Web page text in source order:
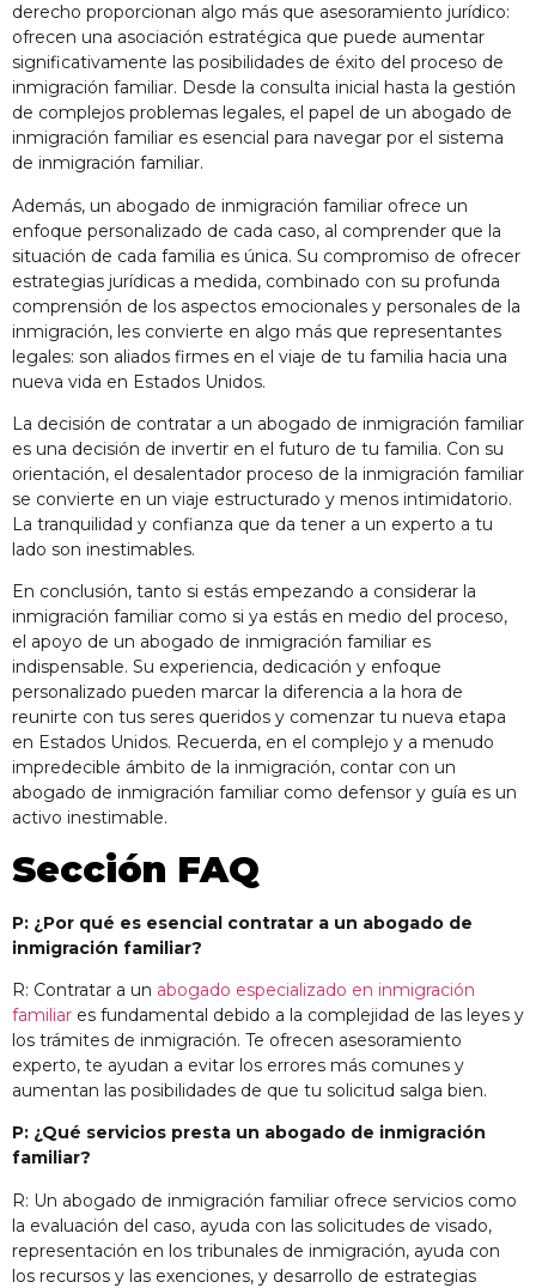
derecho proporcionan algo más que asesoramiento jurídico:
ofrecen una asociación estratégica que puede aumentar
significativamente las posibilidades de éxito del proceso de
inmigración familiar. Desde la consulta inicial hasta la gestión
de complejos problemas legales, el papel de un abogado de
inmigración familiar es esencial para navegar por el sistema
de inmigración familiar.
Además, un abogado de inmigración familiar ofrece un
enfoque personalizado de cada caso, al comprender que la
situación de cada familia es única. Su compromiso de ofrecer
estrategias jurídicas a medida, combinado con su profunda
comprensión de los aspectos emocionales y personales de la
inmigración, les convierte en algo más que representantes
legales: son aliados firmes en el viaje de tu familia hacia una
nueva vida en Estados Unidos.
La decisión de contratar a un abogado de inmigración familiar
es una decisión de invertir en el futuro de tu familia. Con su
orientación, el desalentador proceso de la inmigración familiar
se convierte en un viaje estructurado y menos intimidatorio.
La tranquilidad y confianza que da tener a un experto a tu
lado son inestimables.
En conclusión, tanto si estás empezando a considerar la
inmigración familiar como si ya estás en medio del proceso,
el apoyo de un abogado de inmigración familiar es
indispensable. Su experiencia, dedicación y enfoque
personalizado pueden marcar la diferencia a la hora de
reunirte con tus seres queridos y comenzar tu nueva etapa
en Estados Unidos. Recuerda, en el complejo y a menudo
impredecible ámbito de la inmigración, contar con un
abogado de inmigración familiar como defensor y guía es un
activo inestimable.
Sección FAQ
P: ¿Por qué es esencial contratar a un abogado de
inmigración familiar?
R: Contratar a un abogado especializado en inmigración
familiar es fundamental debido a la complejidad de las leyes y
los trámites de inmigración. Te ofrecen asesoramiento
experto, te ayudan a evitar los errores más comunes y
aumentan las posibilidades de que tu solicitud salga bien.
P: ¿Qué servicios presta un abogado de inmigración
familiar?
R: Un abogado de inmigración familiar ofrece servicios como
la evaluación del caso, ayuda con las solicitudes de visado,
representación en los tribunales de inmigración, ayuda con
los recursos y las exenciones, y desarrollo de estrategias